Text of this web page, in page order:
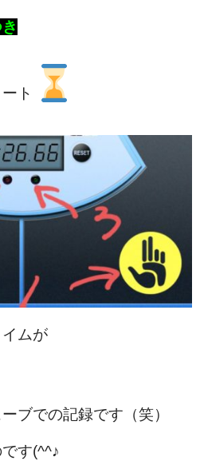
ト
ムが
ブでの記録です（笑）
す(^^♪